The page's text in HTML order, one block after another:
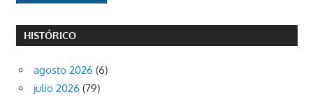
HISTÓRICO
agosto 2026 (6)
julio 2026 (79)